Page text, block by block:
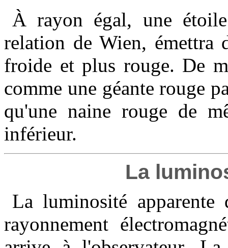
À rayon égal, une
relation de Wien, émettra
froide et plus rouge. De
comme une géante rouge
qu'une naine rouge de
inférieur.
La
La luminosité
rayonnement